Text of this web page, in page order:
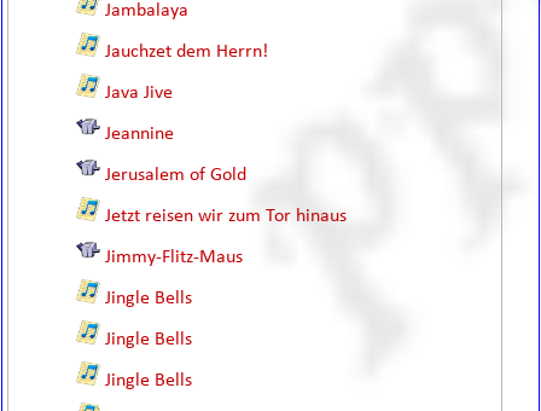
Jambalaya
Jauchzet dem Herrn!
Java Jive
Jeannine
Jerusalem of Gold
Jetzt reisen wir zum Tor hinaus
Jimmy-Flitz-Maus
Jingle Bells
Jingle Bells
Jingle Bells